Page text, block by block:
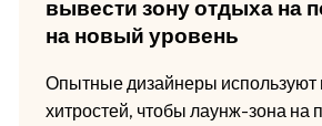
вывести зону отдыха на
на новый уровень
Опытные дизайнеры используют
хитростей, чтобы лаунж-зона на